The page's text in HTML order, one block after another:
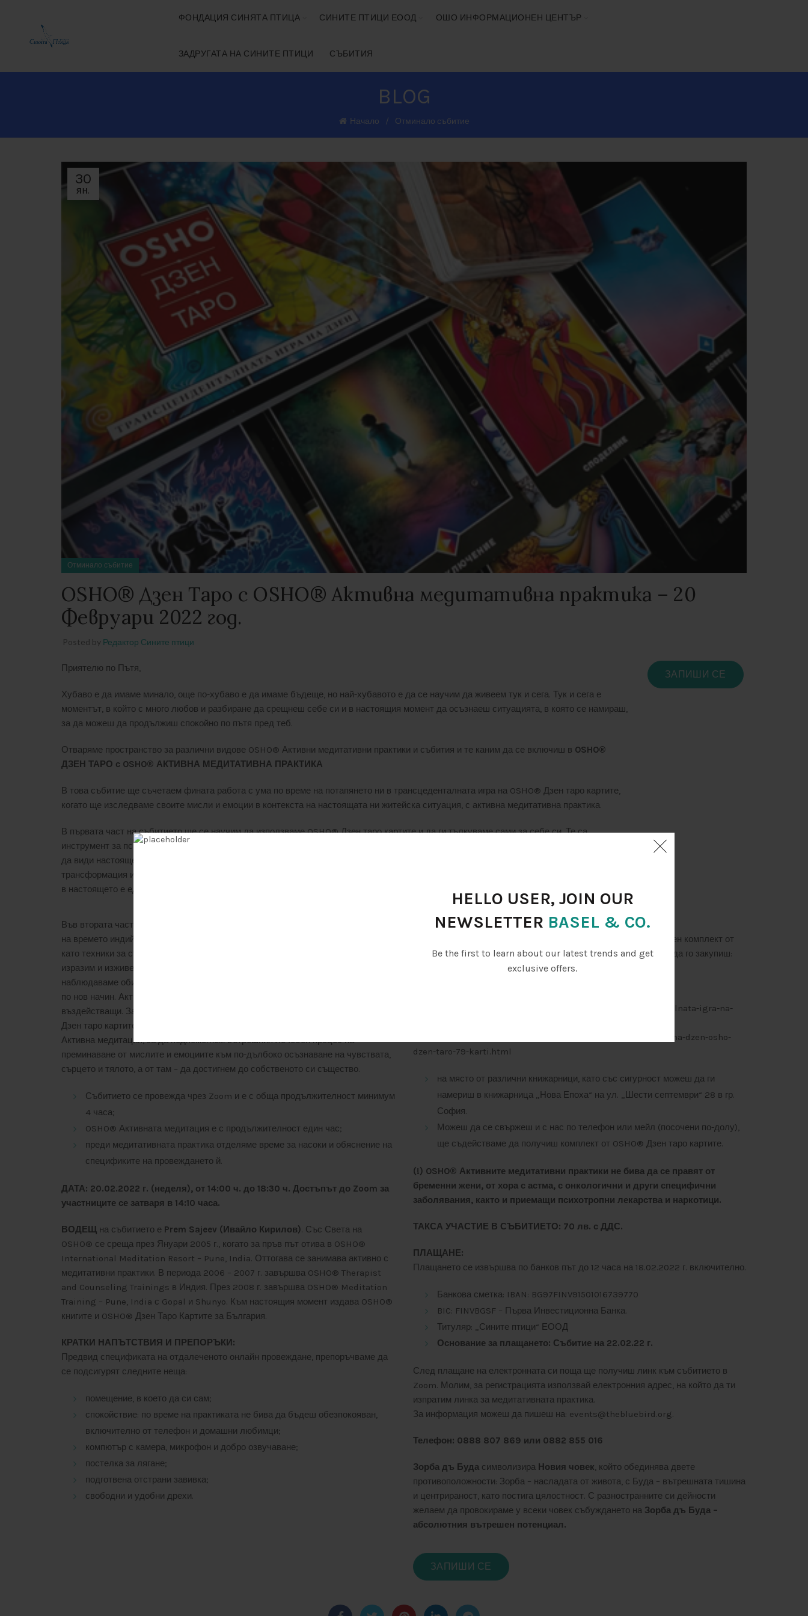
HELLO USER, JOIN OUR
NEWSLETTER BASEL & CO.
Be the first to learn about our latest trends and get
exclusive offers.
ФОНДАЦИЯ СИНЯТА ПТИЦА СИНИТЕ ПТИЦИ ЕООД ОШО ИНФОРМАЦИОНЕН ЦЕНТЪР
ЗАДРУГАТА НА СИНИТЕ ПТИЦИ СЪБИТИЯ
BLOG
Начало Отминало събитие
30
ЯН.
Отминало събитие
OSHO® Дзен Таро с OSHO® Активна медитативна практика – 20
Февруари 2022 год.
Posted by Редактор Сините птици
Приятелю по Пътя,
Хубаво е да имаме минало, още по-хубаво е да имаме бъдеще, но най-хубавото е да се научим да живеем тук и сега. Тук и сега е
моментът, в който с много любов и разбиране да срещнеш себе си и в настоящия момент да осъзнаеш ситуацията, в която се намираш,
за да можеш да продължиш спокойно по пътя пред теб.
Отваряме пространство за различни видове OSHO® Активни медитативни практики и събития и те каним да се включиш в OSHO®
ДЗЕН ТАРО с OSHO® АКТИВНА МЕДИТАТИВНА ПРАКТИКА
В това събитие ще съчетаем фината работа с ума по време на потапянето ни в трансцеденталната игра на OSHO® Дзен таро картите,
когато ще изследваме своите мисли и емоции в контекста на настоящата ни житейска ситуация, с активна медитативна практика.
В първата част на събитието ще се научим да използваме OSHO® Дзен таро картите и да ги тълкуваме сами за себе си. Те са
инструмент за психологическа работа и не се използват за разгадаване на миналото, нито да разкриват бъдещето, те подкрепят човека
да види настоящето и да продължи да следва потока на енергията на живота. OSHO® Дзен таро картите разкриват потенциала за
трансформация и неговите вътрешни аспекти, които всеки от нас носи. Те ни дават възможност да разберем, че осъзнатото присъствие
в настоящето е единственото състояние, в което можем да бъдем будни творци на живота си.
ЗАПИШИ СЕ
Във втората част ще се докоснем до OSHO® Активните медитации. С течение
на времето индийският мистик Ошо е създал OSHO® Активните медитации
като техники за съвременните хора, чрез които да можем съзнателно да
изразим и изживеем потиснатите чувства и емоции и да овладеем умението да
наблюдаваме обичайните си поведенчески, емоционални и мисловни модели
по нов начин. Активните медитации са научно разработени, ефективни и пряко
въздействащи. Задълбочената психологическа работа в първата част с OSHO®
Дзен таро картите се явява подготовка и мост към провеждането на OSHO®
Активна медитация, за да подпомогнем вътрешния лечебен процес на
преминаване от мислите и емоциите към по-дълбоко осъзнаване на чувствата,
сърцето и тялото, а от там – да достигнем до собственото си същество.
Събитието се провежда чрез Zoom и е с обща продължителност минимум
4 часа;
OSHO® Активната медитация е с продължителност един час;
преди медитативната практика отделяме време за насоки и обяснение на
спецификите на провеждането й.
ДАТА: 20.02.2022 г. (неделя), от 14:00 ч. до 18:30 ч. Достъпът до Zoom за
участниците се затваря в 14:10 часа.
ВОДЕЩ на събитието е Prem Sajeev (Ивайло Кирилов). Със Света на
OSHO® се среща през Януари 2005 г., когато за пръв път отива в OSHO®
International Meditation Resort – Pune, India. Оттогава се занимава активно с
медитативни практики. В периода 2006 – 2007 г. завършва OSHO® Therapist
and Counseling Trainings в Индия. През 2008 г. завършва OSHO® Meditation
Training – Pune, India с Gopal и Shunyo. Към настоящия момент издава OSHO®
книгите и OSHO® Дзен Таро Картите за България.
КРАТКИ НАПЪТСТВИЯ И ПРЕПОРЪКИ:
Предвид спецификата на отдалеченото онлайн провеждане, препоръчваме да
се подсигурят следните неща:
помещение, в което да си сам;
спокойствие: по време на практиката не бива да бъдеш обезпокояван,
включително от телефон и домашни любимци;
компютър с камера, микрофон и добро озвучаване;
постелка за лягане;
подготвена отстрани завивка;
свободни и удобни дрехи.
ВАЖНО!
За да се включиш в събитието, е необходимо да имаш собствен комплект от
OSHO® Дзен таро картите. Ако не разполагаш с такъв, можеш да го закупиш:
https://www.ozone.bg/product/osho-dzen-taro-transtsendentalnata-igra-na-
https://www.book.store.bg/p192059/transcendentalnata-igra-na-dzen-osho-
dzen-taro-79-karti.html
на място от различни книжарници, като със сигурност можеш да ги
намериш в книжарница „Нова Епоха“ на ул. „Шести септември“ 28 в гр.
София.
Можеш да се свържеш и с нас по телефон или мейл (посочени по-долу),
ще съдействаме да получиш комплект от OSHO® Дзен таро картите.
(!) OSHO® Активните медитативни практики не бива да се правят от
бременни жени, от хора с астма, с онкологични и други специфични
заболявания, както и приемащи психотропни лекарства и наркотици.
ТАКСА УЧАСТИЕ В СЪБИТИЕТО: 70 лв. с ДДС.
ПЛАЩАНЕ:
Плащането се извършва по банков път до 12 часа на 18.02.2022 г. включително.
Банкова сметка: IBAN: BG97FINV91501016739770
BIC: FINVBGSF – Първа Инвестиционна Банка.
Титуляр: „Сините птици“ ЕООД
Основание за плащането: Събитие на 22.02.22 г.
След плащане на електронната си поща ще получиш линк към събитието в
Zoom. Молим, за регистрацията използвай електронния адрес, на който да ти
изпратим линка за медитативната практика.
За информация можеш да пишеш на: events@thebluebird.org.
Телефон: 0888 807 869 или 0882 855 016
Зорба дъ Буда символизира Новия човек, който обединява двете
противоположности: Зорба – насладата от живота, с Буда – вътрешната тишина
и центрираност, като постига цялостност. С разностранните си дейности
желаем да провокираме у всеки човек събуждането на Зорба дъ Буда –
абсолютния вътрешен потенциал.
ЗАПИШИ СЕ